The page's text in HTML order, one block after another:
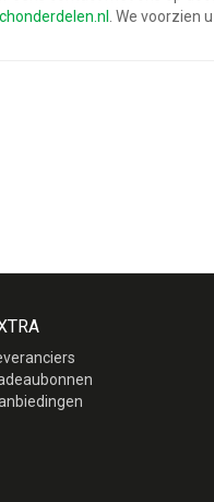
. We voorzien